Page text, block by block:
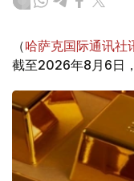
（哈萨克国际通讯社
截至2026年8月6日